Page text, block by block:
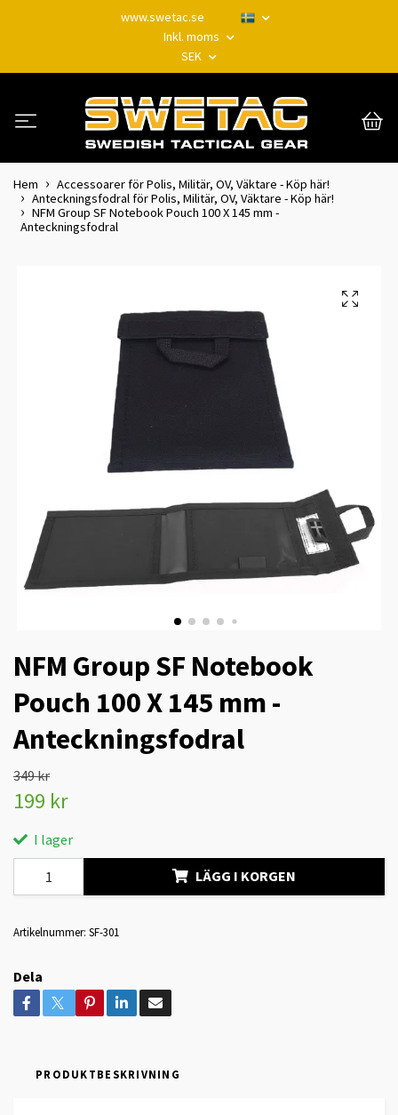
www.swetac.se
Inkl. moms
SEK
Hem
Accessoarer för Polis, Militär, OV, Väktare - Köp här!
Anteckningsfodral för Polis, Militär, OV, Väktare - Köp här!
NFM Group SF Notebook Pouch 100 X 145 mm -
Anteckningsfodral
NFM Group SF Notebook
Pouch 100 X 145 mm -
Anteckningsfodral
349 kr
199 kr
I lager
LÄGG I KORGEN
Artikelnummer: SF-301
Dela
PRODUKTBESKRIVNING